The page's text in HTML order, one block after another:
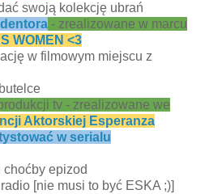
swoją kolekcję ubrań
- zrealizowane w marcu
WOMEN <3
w filmowym miejscu z
tv - zrealizowane we
Aktorskiej Esperanza
w serialu
epizod
[nie musi to być ESKA ;)]